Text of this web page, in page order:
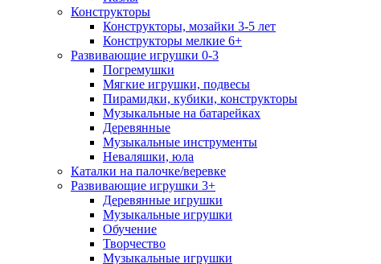
Конструкторы
Конструкторы, мозайки 3-5 лет
Конструкторы мелкие 6+
Развивающие игрушки 0-3
Погремушки
Мягкие игрушки, подвесы
Пирамидки, кубики, конструкторы
Музыкальные на батарейках
Деревянные
Музыкальные инструменты
Неваляшки, юла
Каталки на палочке/веревке
Развивающие игрушки 3+
Деревянные игрушки
Музыкальные игрушки
Обучение
Творчество
Музыкальные игрушки